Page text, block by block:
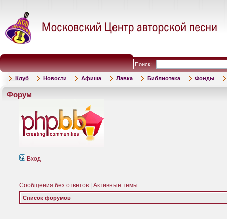
Поиск:
Клуб Новости Афиша Лавка Библиотека Фонды
Форум
Вход
Сообщения без ответов Активные темы
Список форумов